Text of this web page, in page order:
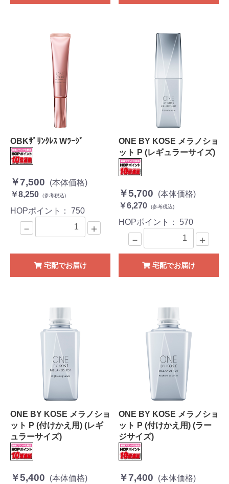
OBKｻﾞﾘﾝｸﾚｽ Wﾗｰｼﾞ
￥7,500
(本体価格)
￥8,250
(参考税込)
HOPポイント： 750
－ ＋
宅配でお届け
ONE BY KOSE メラノショ
ット P (レギュラーサイズ)
￥5,700
(本体価格)
￥6,270
(参考税込)
HOPポイント： 570
－ ＋
宅配でお届け
ONE BY KOSE メラノショ
ット P (付けかえ用) (レギ
ュラーサイズ)
￥5,400
(本体価格)
ONE BY KOSE メラノショ
ット P (付けかえ用) (ラー
ジサイズ)
￥7,400
(本体価格)